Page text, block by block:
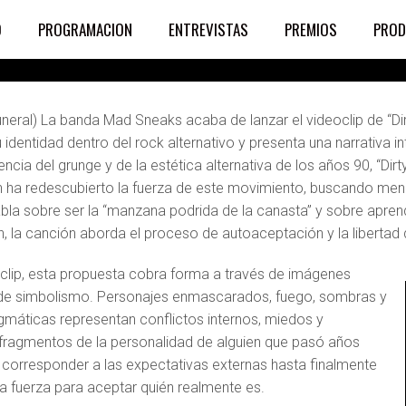
PROGRAMACION ENTREVISTAS PREMIOS
en el rock
La banda Mad Sneaks acaba de lanzar el videoclip de
identidad dentro del rock alternativo y presenta una narrativa
del grunge y de la estética alternativa de los años 90,
ha redescubierto la fuerza de este movimiento, buscando
sobre ser la “manzana podrida de la canasta” y sobre
la canción aborda el proceso de autoaceptación y la libertad
esta propuesta cobra forma a través de imágenes
simbolismo. Personajes enmascarados, fuego, sombras y
representan conflictos internos, miedos y
de la personalidad de alguien que pasó años
a las expectativas externas hasta finalmente
fuerza para aceptar quién realmente es.